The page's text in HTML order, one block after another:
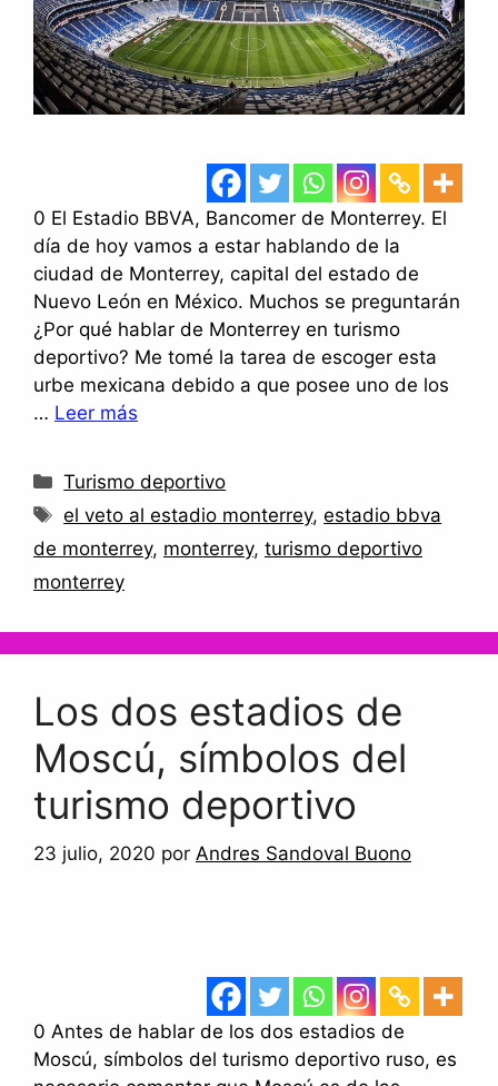
0 El Estadio BBVA, Bancomer de Monterrey. El
día de hoy vamos a estar hablando de la
ciudad de Monterrey, capital del estado de
Nuevo León en México. Muchos se preguntarán
¿Por qué hablar de Monterrey en turismo
deportivo? Me tomé la tarea de escoger esta
urbe mexicana debido a que posee uno de los
… Leer más
Categorías
Turismo deportivo
Etiquetas
el veto al estadio monterrey,estadio bbva
de monterrey, monterrey, turismo deportivo
monterrey
Los dos estadios de
Moscú, símbolos del
turismo deportivo
23 julio, 2020 por Andres Sandoval Buono
0 Antes de hablar de los dos estadios de
Moscú, símbolos del turismo deportivo ruso, es